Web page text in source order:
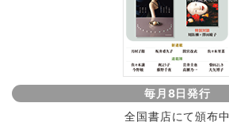
毎月8日発行
全国書店にて頒布中